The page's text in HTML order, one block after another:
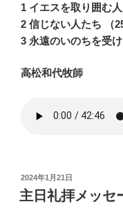
1 イエスを取り囲む
2 信じない人たち （
3 永遠のいのちを受
高松和代牧師
投
稿
日:
2024年1月21日
主日礼拝メッセ